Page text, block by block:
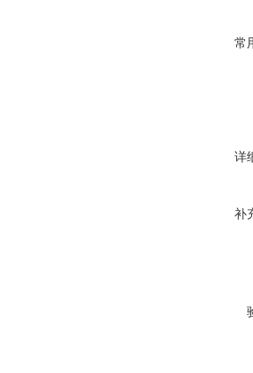
常
详
补